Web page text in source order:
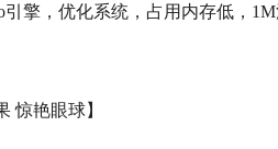
引擎，优化系统，占用内存低， 1M
惊艳眼球】